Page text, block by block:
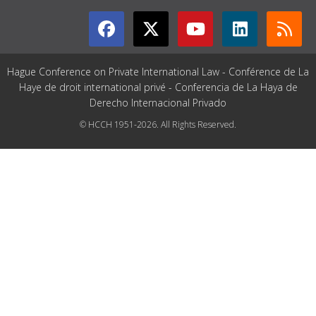
Hague Conference on Private International Law - Conférence de La
Haye de droit international privé - Conferencia de La Haya de
Derecho Internacional Privado
© HCCH 1951-2026. All Rights Reserved.